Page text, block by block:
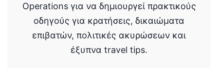
Operations για να δημιουργεί πρακτικούς
οδηγούς για κρατήσεις, δικαιώματα
επιβατών, πολιτικές ακυρώσεων και
έξυπνα travel tips.